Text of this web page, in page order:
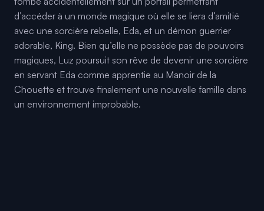
d’accéder à un monde magique où elle se liera d’amitié
avec une sorcière rebelle, Eda, et un démon guerrier
adorable, King. Bien qu’elle ne possède pas de pouvoirs
magiques, Luz poursuit son rêve de devenir une sorcière
en servant Eda comme apprentie au Manoir de la
Chouette et trouve finalement une nouvelle famille dans
un environnement improbable.